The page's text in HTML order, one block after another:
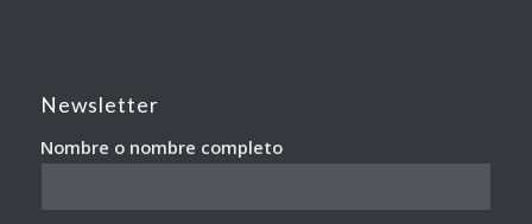
Newsletter
Nombre o nombre completo